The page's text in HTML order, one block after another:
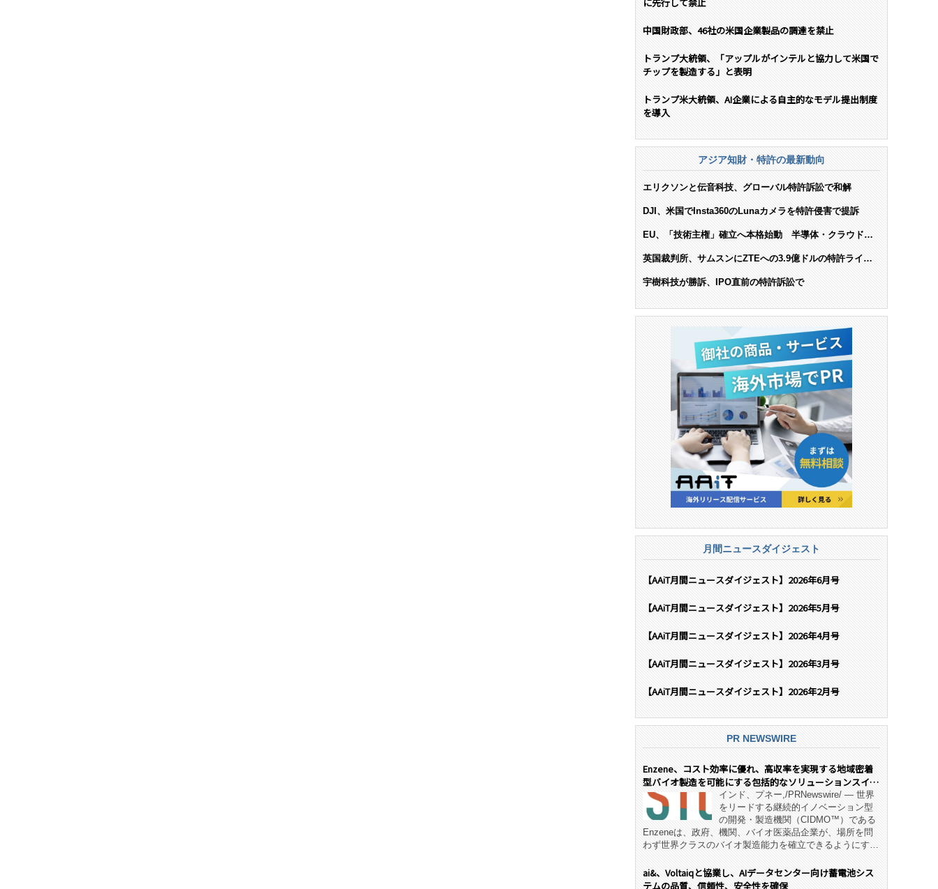
中国財政部、46社の米国企業製品の調達を禁止
トランプ大統領、「アップルがインテルと協力して米国で
チップを製造する」と表明
トランプ米大統領、AI企業による自主的なモデル提出制度
を導入
アジア知財・特許の最新動向
エリクソンと伝音科技、グローバル特許訴訟で和解
DJI、米国でInsta360のLunaカメラを特許侵害で提訴
EU、「技術主権」確立へ本格始動 半導体・クラウド・
英国裁判所、サムスンにZTEへの3.9億ドルの特許ライセ
宇樹科技が勝訴、IPO直前の特許訴訟で
月間ニュースダイジェスト
【AAiT月間ニュースダイジェスト】2026年6月号
【AAiT月間ニュースダイジェスト】2026年5月号
【AAiT月間ニュースダイジェスト】2026年4月号
【AAiT月間ニュースダイジェスト】2026年3月号
【AAiT月間ニュースダイジェスト】2026年2月号
PR NEWSWIRE
Enzene、コスト効率に優れ、高収率を実現する地域密着
型バイオ製造を可能にする包括的なソリューションスイー
ト「NeX™」 をリリースインド、プネー,/PRNewswire/ — 世界
をリードする継続的イノベーション型
の開発・製造機関（CIDMO™）である
Enzeneは、政府、機関、バイオ医薬品企業が、場所を問
わず世界クラスのバイオ製造能力を確立できるようにす
デル「NeX™」の立ち上げを発表しました。 同社の実績
あるEnzeneX® fully‑connected continuous
ai&、Voltaiqと協業し、AIデータセンター向け蓄電池シス
テムの品質、信頼性、安全性を確保